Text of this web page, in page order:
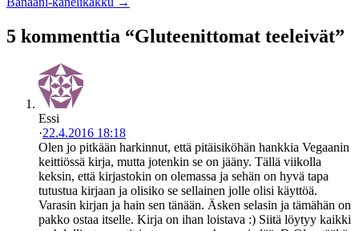
5 kommenttia “Gluteenittomat teeleivät”
Essi
·22.4.2016 18:18
Olen jo pitkään harkinnut, että pitäisiköhän hankkia Vegaanin
keittiössä kirja, mutta jotenkin se on jääny. Tällä viikolla
keksin, että kirjastokin on olemassa ja sehän on hyvä tapa
tutustua kirjaan ja olisiko se sellainen jolle olisi käyttöä.
Varasin kirjan ja hain sen tänään. Äsken selasin ja tämähän on
pakko ostaa itselle. Kirja on ihan loistava :) Siitä löytyy kaikki